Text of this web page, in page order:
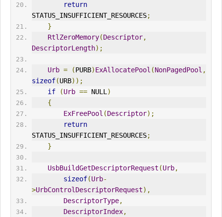
return
STATUS_INSUFFICIENT_RESOURCES;
}
RtlZeroMemory(Descriptor,
DescriptorLength);
Urb = (PURB)ExAllocatePool (NonPagedPool ,
sizeof(URB));
if
(Urb == NULL )
{
ExFreePool (Descriptor);
return
STATUS_INSUFFICIENT_RESOURCES;
}
UsbBuildGetDescriptorRequest (Urb,
sizeof(Urb-
>UrbControlDescriptorRequest),
DescriptorType,
DescriptorIndex,